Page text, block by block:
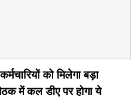
को मिलेगा बड़ा
में कल डीए पर होगा ये